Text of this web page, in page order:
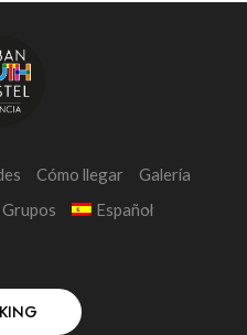
Cómo llegar
Galería
Grupos Español